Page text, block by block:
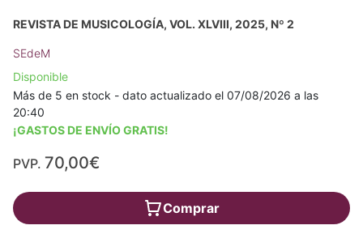
REVISTA DE MUSICOLOGÍA, VOL. XLVIII, 2025, Nº 2
SEdeM
Disponible
Más de 5 en stock - dato actualizado el 07/08/2026 a las
20:40
¡GASTOS DE ENVÍO GRATIS!
PVP. 70,00€
Comprar